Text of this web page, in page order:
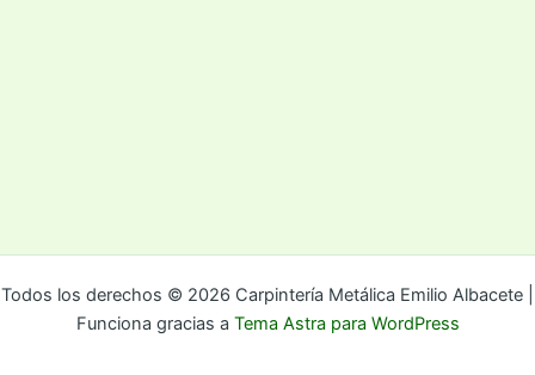
Todos los derechos © 2026 Carpintería Metálica Emilio Albacete |
Funciona gracias a Tema Astra para WordPress